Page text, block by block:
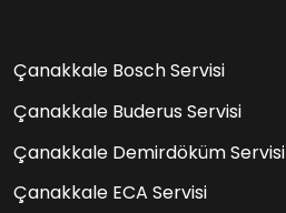
Çanakkale Bosch Servisi
Çanakkale Buderus Servisi
Çanakkale Demirdöküm Servisi
Çanakkale ECA Servisi